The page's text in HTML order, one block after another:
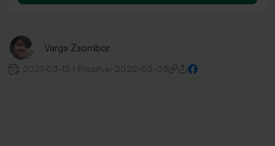
Varga Zsombor
2021-03-12 Frissítve: 2022-03-03